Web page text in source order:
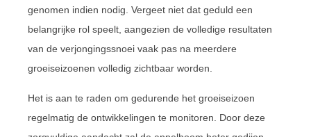
genomen indien nodig. Vergeet niet dat geduld een
belangrijke rol speelt, aangezien de volledige resultaten
van de verjongingssnoei vaak pas na meerdere
groeiseizoenen volledig zichtbaar worden.
Het is aan te raden om gedurende het groeiseizoen
regelmatig de ontwikkelingen te monitoren. Door deze